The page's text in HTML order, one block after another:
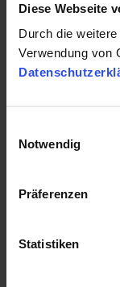
Diese Webseite
Durch die
Verwendung von
Notwendig
Präferenzen
Statistiken
←
Recruiting